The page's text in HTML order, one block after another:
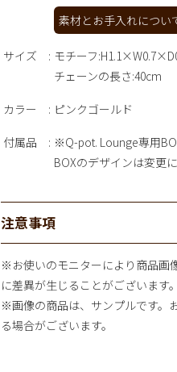
素材とお手入れについ
サイズ
モチーフ
チェーンの長さ:40cm
カラー ピンクゴールド
付属品
※Q-pot. Lounge専用
BOXのデザインは変更
注意事項
※お使いのモニターにより商品画
に差異が生じることがございます。
※画像の商品は、サンプルです。
る場合がございます。